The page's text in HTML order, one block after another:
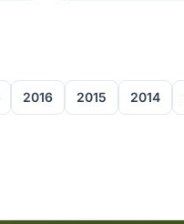
2016 2015 2014